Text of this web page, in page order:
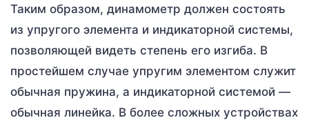
Таким образом, динамометр должен состоять
из упругого элемента и индикаторной системы,
позволяющей видеть степень его изгиба. В
простейшем случае упругим элементом служит
обычная пружина, а индикаторной системой —
обычная линейка. В более сложных устройствах